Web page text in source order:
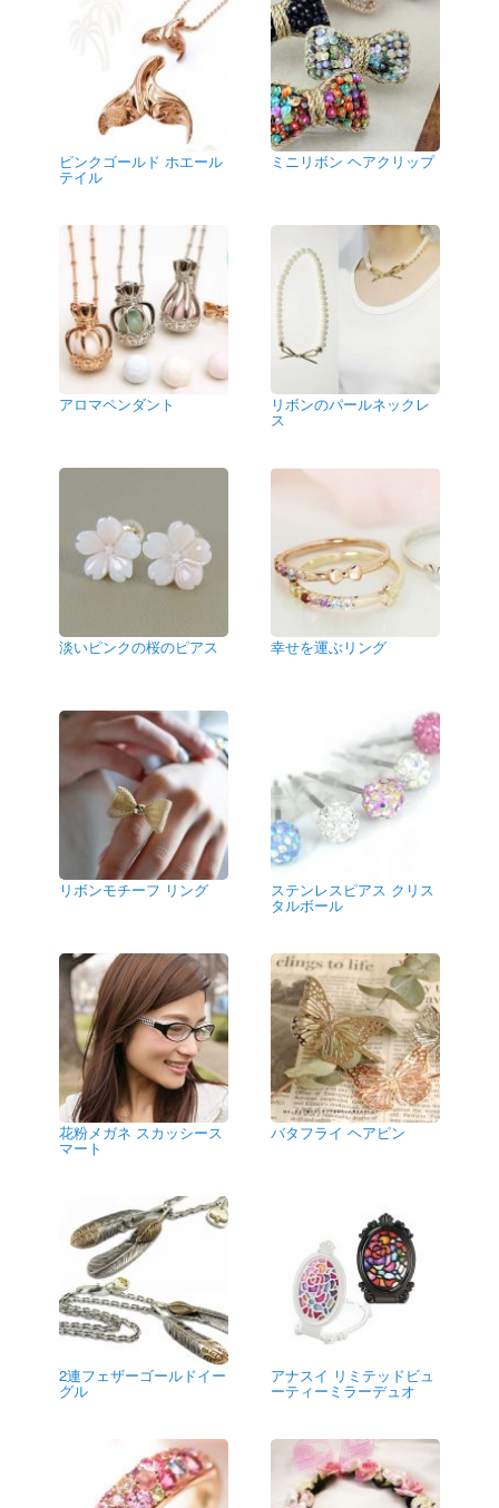
ピンクゴールド ホエール
テイル
ミニリボン ヘアクリップ
アロマペンダント リボンのパールネックレ
ス
淡いピンクの桜のピアス 幸せを運ぶリング
リボンモチーフ リング ステンレスピアス クリス
タルボール
花粉メガネ スカッシース
マート
バタフライ ヘアピン
2連フェザーゴールドイー
グル
アナスイ リミテッドビュ
ーティーミラーデュオ